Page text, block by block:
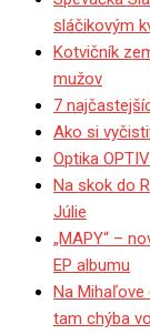
sláčikovým
Kotvičník
mužov
7
Ako si
Optika
Na skok do
Júlie
„MAPY“ –
EP albumu
Na
tam chýba